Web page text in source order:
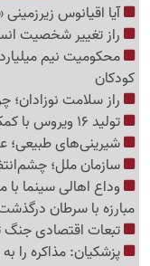
آیا اقیانوس
راز تغییر شخصیت
محکومیت نیم
کودکان
راز سلامت
تولید 16 ویروس با کمک هوش مصنوعی!
شیرینی‌های طبیعی؛
سازمان ملل؛
مبارزه با سرطان
تبعات اقتصادی جنگ
پزشکیان: مذاکره را